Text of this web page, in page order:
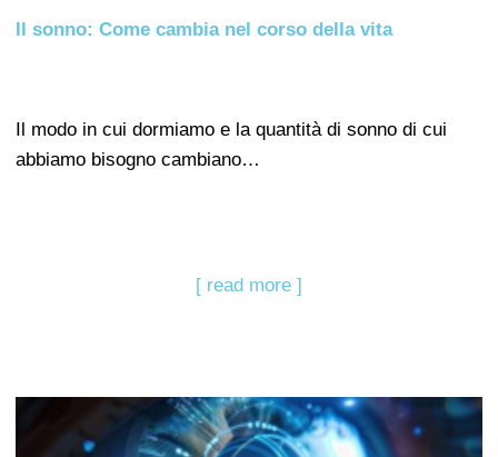
Il sonno: Come cambia nel corso della vita
Il modo in cui dormiamo e la quantità di sonno di cui
abbiamo bisogno cambiano…
[ read more ]